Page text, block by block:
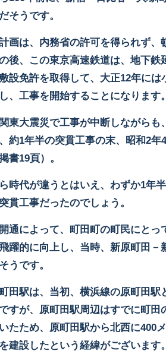
そうです。
画は、内務省の許可を得られず、
後、この東京高速鉄道は、地下鉄
設免許を取得して、大正12年には
、工事を開始することになります。
東大震災で工事が中断しながらも
約1年半の突貫工事の末、昭和2年
書19頁）。
時代が違うとはいえ、わずか1年
貫工事だったのでしょう。
通によって、町田町の町民にとっ
躍的に向上し、当時、新原町田－
うです。
田駅は、当初、横浜線の原町田駅
すが、原町田駅周辺はすでに町田
たため、原町田駅から北西に400
建設したという経緯がございます。